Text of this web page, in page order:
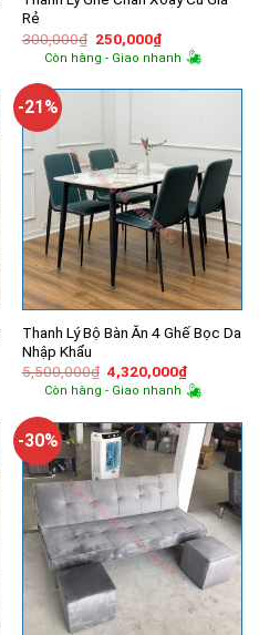
Rẻ
300,000₫ Giá
gốc
là:
250,000₫Giá
hiện
tại
250,000₫.
Còn hàng - Giao nhanh
-21%
Thanh Lý Bộ Bàn Ăn 4 Ghế Bọc Da
Nhập Khẩu
5,500,000₫ Giá
gốc
là:
4,320,000₫Giá
hiện
tại
Còn hàng - Giao nhanh
-30%